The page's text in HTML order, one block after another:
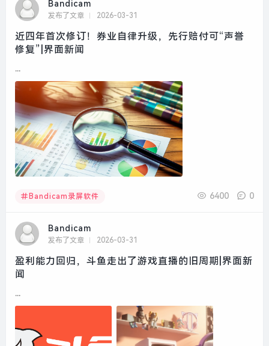
Bandicam
发布了文章 2026-03-31
近四年首次修订！券业自律升级，先行赔付可“声誉
修复”|界面新闻
...
Bandicam录屏软件 6400 0
Bandicam
发布了文章 2026-03-31
盈利能力回归，斗鱼走出了游戏直播的旧周期|界面新
闻
...